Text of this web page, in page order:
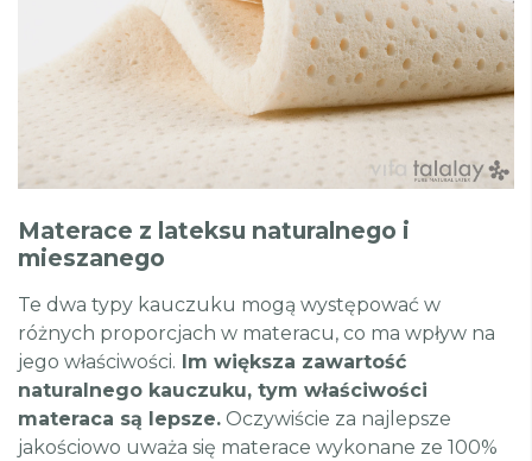
Materace z lateksu naturalnego i
mieszanego
Te dwa typy kauczuku mogą występować w
różnych proporcjach w materacu, co ma wpływ na
jego właściwości. Im większa zawartość
naturalnego kauczuku, tym właściwości
materaca są lepsze. Oczywiście za najlepsze
jakościowo uważa się materace wykonane ze 100%